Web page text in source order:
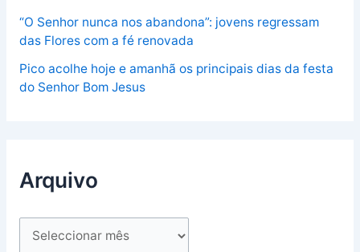
“O Senhor nunca nos abandona”: jovens regressam
das Flores com a fé renovada
Pico acolhe hoje e amanhã os principais dias da festa
do Senhor Bom Jesus
Arquivo